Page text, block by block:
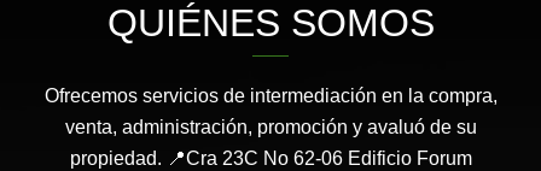
QUIÉNES SOMOS
Ofrecemos servicios de intermediación en la compra,
venta, administración, promoción y avaluó de su
propiedad. 📍Cra 23C No 62-06 Edificio Forum